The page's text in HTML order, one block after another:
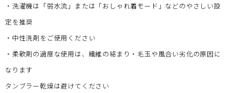
・洗濯機は「弱水流」または「おしゃれ着モード」などのやさしい設
定を推奨
・中性洗剤をご使用ください
・柔軟剤の過度な使用は、繊維の絡まり・毛玉や風合い劣化の原因に
なります
タンブラー乾燥は避けてください